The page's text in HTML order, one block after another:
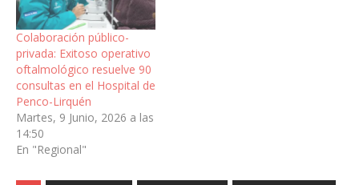
Colaboración público-
privada: Exitoso operativo
oftalmológico resuelve 90
consultas en el Hospital de
Penco-Lirquén
Martes, 9 Junio, 2026 a las
14:50
En "Regional"